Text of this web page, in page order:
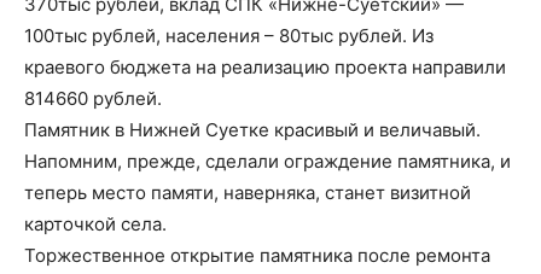
100тыс рублей, населения – 80тыс рублей. Из
краевого бюджета на реализацию проекта направили
814660 рублей.
Памятник в Нижней Суетке красивый и величавый.
Напомним, прежде, сделали ограждение памятника, и
теперь место памяти, наверняка, станет визитной
карточкой села.
Торжественное открытие памятника после ремонта